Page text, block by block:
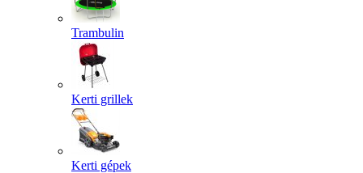
Trambulin
Kerti grillek
Kerti gépek